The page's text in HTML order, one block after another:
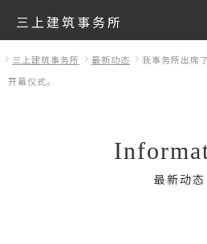
三上建筑事务所
三上建筑事务所 最新动态
我事务所出席
开幕仪式。
最新动态